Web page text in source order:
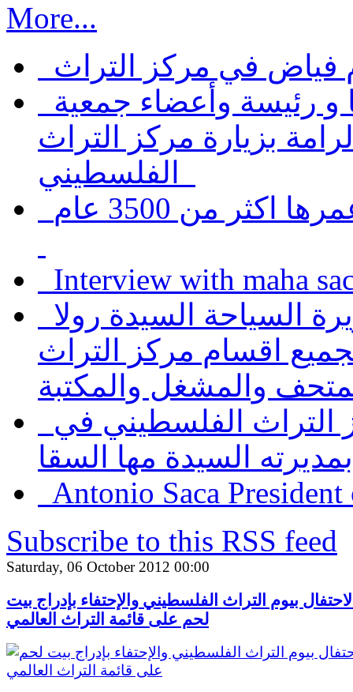
More...
و رئيسة وأعضاء جمعية
بزيارة مركز التراث
الفلسطيني
من 3500 عام
Interview with maha
السياحة السيدة رولا
اقسام مركز التراث
والمشغل والمكتبة
التراث الفلسطيني في
السيدة مها السقا
Antonio Saca
Subscribe to this RSS feed
Saturday, 06 October 2012 00:00
بيوم التراث الفلسطيني والإحتفاء بإدراج بيت
لحم على قائمة التراث العالمي